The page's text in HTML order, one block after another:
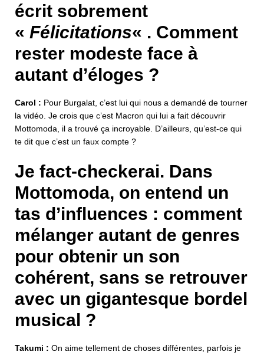
écrit sobrement
« Félicitations« . Comment
rester modeste face à
autant d’éloges ?
Carol : Pour Burgalat, c’est lui qui nous a demandé de tourner
la vidéo. Je crois que c’est Macron qui lui a fait découvrir
Mottomoda, il a trouvé ça incroyable. D’ailleurs, qu’est-ce qui
te dit que c’est un faux compte ?
Je fact-checkerai. Dans
Mottomoda, on entend un
tas d’influences : comment
mélanger autant de genres
pour obtenir un son
cohérent, sans se retrouver
avec un gigantesque bordel
musical ?
Takumi : On aime tellement de choses différentes, parfois je